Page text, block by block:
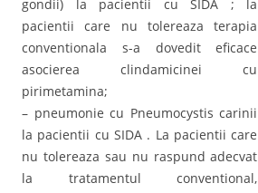
gondii) la pacientii cu SIDA ; la
pacientii care nu tolereaza terapia
conventionala s-a dovedit eficace
asocierea clindamicinei cu
pirimetamina;
– pneumonie cu Pneumocystis carinii
la pacientii cu SIDA . La pacientii care
nu tolereaza sau nu raspund adecvat
la tratamentul conventional,